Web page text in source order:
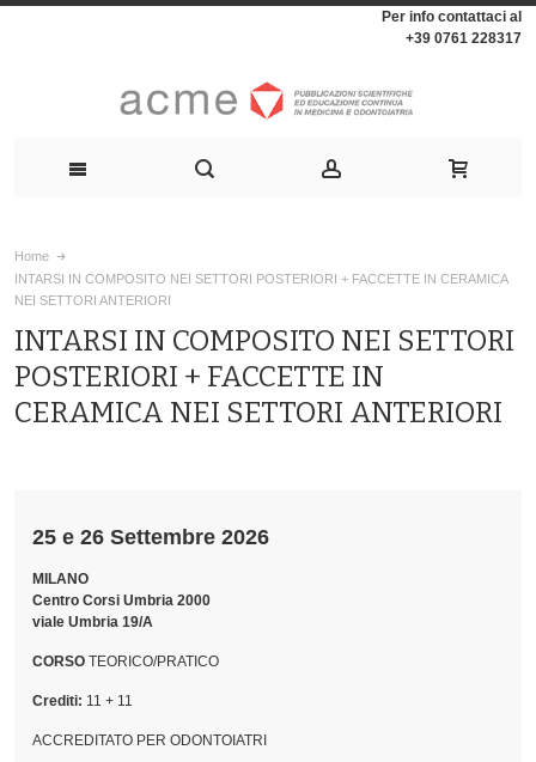
Per info contattaci al
+39 0761 228317
Home
INTARSI IN COMPOSITO NEI SETTORI POSTERIORI + FACCETTE IN CERAMICA
NEI SETTORI ANTERIORI
INTARSI IN COMPOSITO NEI SETTORI
POSTERIORI + FACCETTE IN
CERAMICA NEI SETTORI ANTERIORI
25 e 26 Settembre 2026
MILANO
Centro Corsi Umbria 2000
viale Umbria 19/A
CORSO TEORICO/PRATICO
Crediti: 11 + 11
ACCREDITATO PER ODONTOIATRI